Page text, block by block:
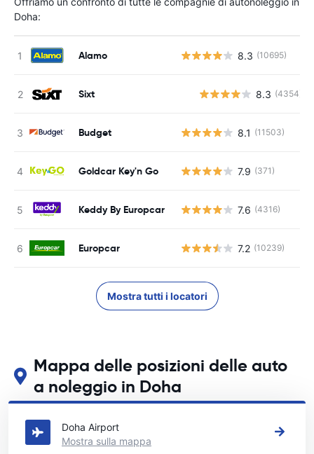
Doha:
Alamo 8.3 (10695)
Sixt 8.3 (4354)
Budget 8.1 (11503)
Goldcar Key'n Go 7.9 (371)
Keddy By Europcar 7.6 (4316)
Europcar 7.2 (10239)
Mostra tutti i locatori
Mappa delle posizioni delle auto
a noleggio in Doha
Guarda le nostre principali sedi di autonoleggio in Doha
Doha Airport
Mostra sulla mappa